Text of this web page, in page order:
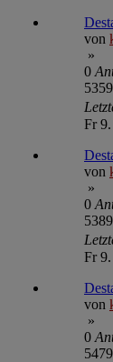
von
»
0
5359
Fr
von
»
0
5389
Fr
von
»
0
5479